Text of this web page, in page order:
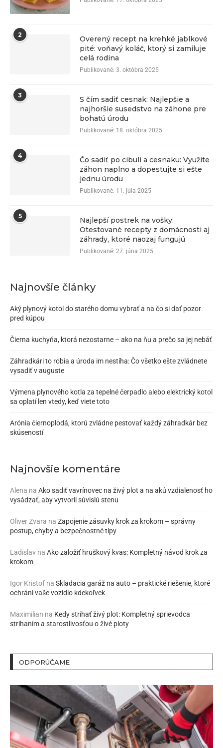
2
Overený recept na krehké jablkové
pité: voňavý koláč, ktorý si zamiluje
celá rodina
Publikované: 3. októbra 2025
3
S čím sadiť cesnak: Najlepšie a
najhoršie susedstvo na záhone pre
bohatú úrodu
Publikované: 18. októbra 2025
4
Čo sadiť po cibuli a cesnaku: Využite
záhon naplno a dopestujte si ešte
jednu úrodu
Publikované: 11. júla 2025
5
Najlepší postrek na vošky:
Otestované recepty z domácnosti aj
záhrady, ktoré naozaj fungujú
Publikované: 27. júna 2025
Najnovšie články
Aký plynový kotol do starého domu vybrať a na čo si dať pozor
pred kúpou
Čierna kuchyňa, ktorá nezostarne – ako na ňu a prečo sa jej nebáť
Záhradkári to robia a úroda im nestíha: Čo všetko ešte zvládnete
vysadiť v auguste
Výmena plynového kotla za tepelné čerpadlo alebo elektrický kotol
sa oplatí len vtedy, keď viete toto
Arónia čiernoplodá, ktorú zvládne pestovať každý záhradkár bez
skúseností
Najnovšie komentáre
Alena na Ako sadiť vavrínovec na živý plot a na akú vzdialenosť ho
vysádzať, aby vytvoril súvislú stenu
Oliver Zvara na Zapojenie zásuvky krok za krokom – správny
postup, chyby a bezpečnostné tipy
Ladislav na Ako založiť hruškový kvas: Kompletný návod krok za
krokom
Igor Kristof na Skladacia garáž na auto – praktické riešenie, ktoré
ochráni vaše vozidlo kdekoľvek
Maximilian na Kedy strihať živý plot: Kompletný sprievodca
strihaním a starostlivosťou o živé ploty
ODPORÚČAME